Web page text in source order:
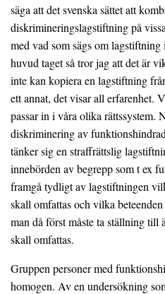
säga att det svenska sättet att
diskrimineringslagstiftning på
med vad som sägs om
huvud taget så tror jag att det är
inte kan kopiera en lagstiftning
ett annat, det visar all erfarenhet.
passar in i våra olika rättssystem.
diskriminering av
tänker sig en straffrättslig
innebörden av begrepp som t ex
framgå tydligt av lagstiftningen
skall omfattas och vilka
man då först måste ta ställning
skall omfattas.
Gruppen personer med
homogen. Av en undersökning